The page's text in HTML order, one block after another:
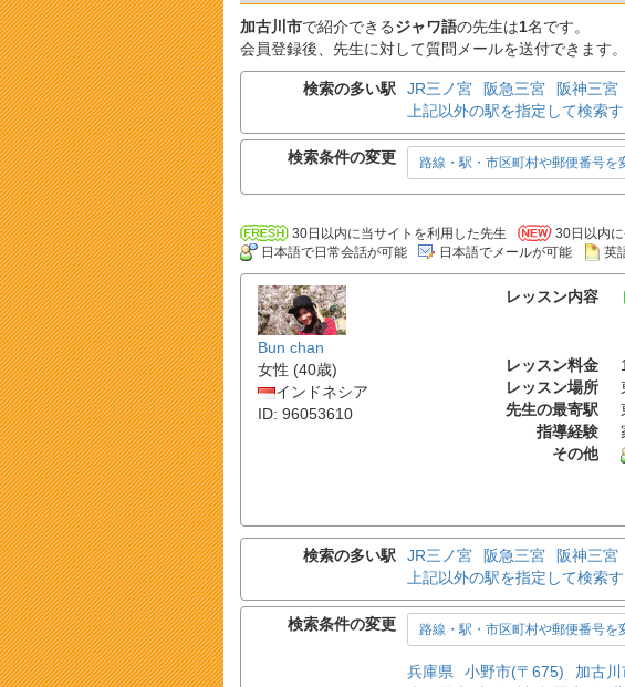
加古川市で紹介できるジャワ語の先生は1名です。
会員登録後、先生に対して質問メールを送付できます
検索の多い駅 JR三ノ宮 阪急三宮 阪神三宮
上記以外の駅を指定して検索す
検索条件の変更 路線・駅・市区町村や郵便番号を
30日以内に当サイトを利用した先生
30日以内
日本語で日常会話が可能
日本語でメールが可能 英
Bun chan
女性 (40歳)
インドネシア
ID: 96053610
レッスン内容
レッスン料金
レッスン場所
先生の最寄駅
指導経験
その他
検索の多い駅 JR三ノ宮 阪急三宮 阪神三宮
上記以外の駅を指定して検索す
検索条件の変更 路線・駅・市区町村や郵便番号を
兵庫県 小野市(〒675) 加古